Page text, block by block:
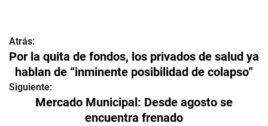
N
a
v
Atrás:
Por la quita de fondos, los privados de salud ya
hablan de “inminente posibilidad de colapso”
Siguiente:
Mercado Municipal: Desde agosto se
encuentra frenado